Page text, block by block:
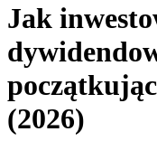
Jak
(2026)